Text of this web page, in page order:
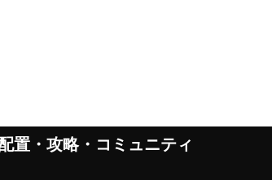
置・攻略・コミュニティ